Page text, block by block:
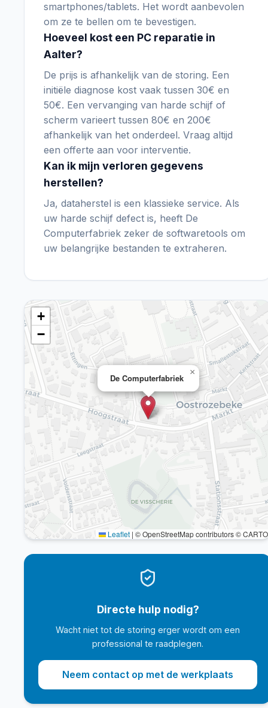
smartphones/tablets. Het wordt aanbevolen
om ze te bellen om te bevestigen.
Hoeveel kost een PC reparatie in
Aalter?
De prijs is afhankelijk van de storing. Een
initiële diagnose kost vaak tussen 30€ en
50€. Een vervanging van harde schijf of
scherm varieert tussen 80€ en 200€
afhankelijk van het onderdeel. Vraag altijd
een offerte aan voor interventie.
Kan ik mijn verloren gegevens
herstellen?
Ja, dataherstel is een klassieke service. Als
uw harde schijf defect is, heeft De
Computerfabriek zeker de softwaretools om
uw belangrijke bestanden te extraheren.
De Computerfabriek
×
+
−
Leaflet | © OpenStreetMap contributors © CARTO
Directe hulp nodig?
Wacht niet tot de storing erger wordt om een
professional te raadplegen.
Neem contact op met de werkplaats